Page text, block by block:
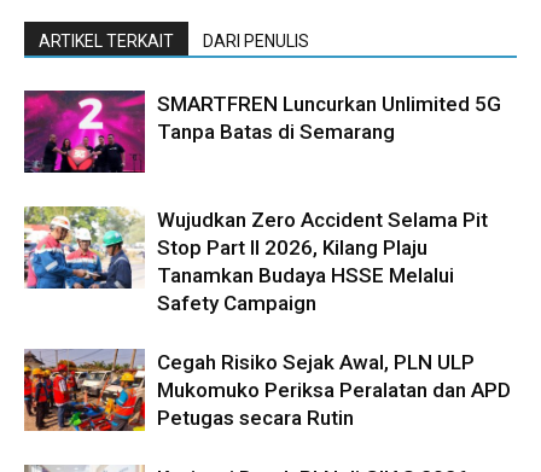
ARTIKEL TERKAIT DARI PENULIS
SMARTFREN Luncurkan Unlimited 5G
Tanpa Batas di Semarang
Wujudkan Zero Accident Selama Pit
Stop Part II 2026, Kilang Plaju
Tanamkan Budaya HSSE Melalui
Safety Campaign
Cegah Risiko Sejak Awal, PLN ULP
Mukomuko Periksa Peralatan dan APD
Petugas secara Rutin